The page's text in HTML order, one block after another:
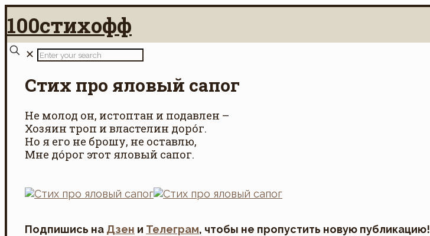
100стихофф
✕
Стих про яловый сапог
Не молод он, истоптан и подавлен –
Хозяин троп и властелин доро́г.
Но я его не брошу, не оставлю,
Мне до́рог этот яловый сапог.
Подпишись на Дзен и Телеграм, чтобы не пропустить новую публикацию!